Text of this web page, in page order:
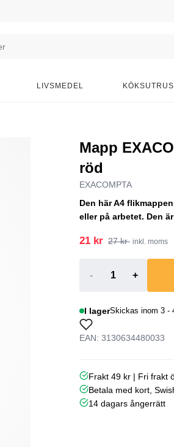
LIVSMEDEL
Mapp
röd
EXACOMPTA
Den här A4
eller på arbetet. Den
21 kr 27 kr inkl. moms
- +
I lagerSkickas inom 3 -
EAN: 3130634480033
Frakt 49 kr | Fri frakt
Betala med kort,
14 dagars ångerrätt